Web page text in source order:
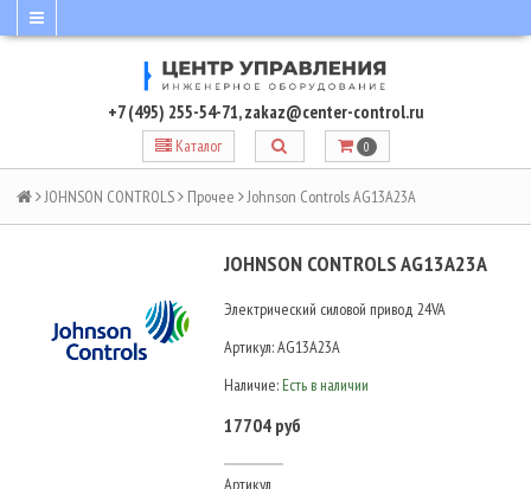
+7 (495) 255-54-71,zakaz@center-control.ru
Каталог 0
JOHNSON CONTROLS Прочее Johnson Controls AG13A23A
JOHNSON CONTROLS AG13A23A
Электрический силовой привод 24VA
Артикул:AG13A23A
Наличие: Есть в наличии
17704 руб
Артикул